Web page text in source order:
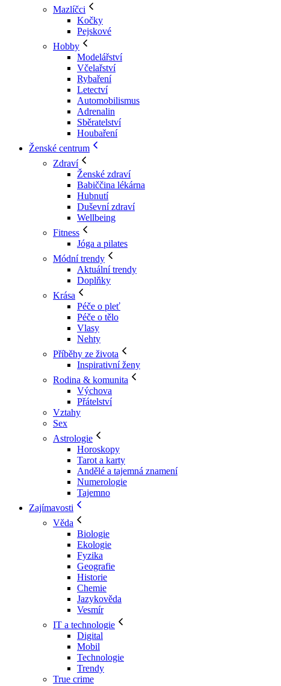
Mazlíčci
Kočky
Pejskové
Hobby
Modelářství
Včelařství
Rybaření
Letectví
Automobilismus
Adrenalin
Sběratelství
Houbaření
Ženské centrum
Zdraví
Ženské zdraví
Babiččina lékárna
Hubnutí
Duševní zdraví
Wellbeing
Fitness
Jóga a pilates
Módní trendy
Aktuální trendy
Doplňky
Krása
Péče o pleť
Péče o tělo
Vlasy
Nehty
Příběhy ze života
Inspirativní ženy
Rodina & komunita
Výchova
Přátelství
Vztahy
Sex
Astrologie
Horoskopy
Tarot a karty
Andělé a tajemná znamení
Numerologie
Tajemno
Zajímavosti
Věda
Biologie
Ekologie
Fyzika
Geografie
Historie
Chemie
Jazykověda
Vesmír
IT a technologie
Digital
Mobil
Technologie
Trendy
True crime